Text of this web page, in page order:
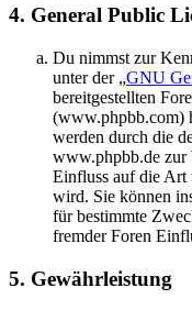
4. General Public
Du nimmst zur
unter der „GNU
bereitgestellten
(www.phpbb.com)
werden durch die
www.phpbb.de zur
Einfluss auf die Art
wird. Sie können
für bestimmte
fremder Foren
5. Gewährleistung